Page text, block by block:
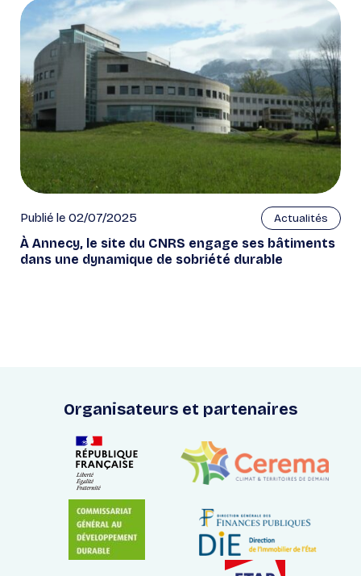
Publié le 02/07/2025 Actualités
À Annecy, le site du CNRS engage ses bâtiments
dans une dynamique de sobriété durable
Organisateurs et partenaires